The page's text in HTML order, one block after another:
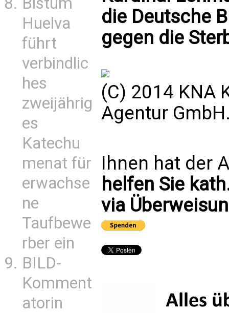
Huelva
führt
verbindlic
hes
zweijährig
es
Katechu
menat für
erwachse
ne
Taufbewe
rber ein
BILD-
Komment
atorin
die Deutsche
gegen die
(C) 2014 KNA
Agentur
Ihnen hat der
helfen Sie
via